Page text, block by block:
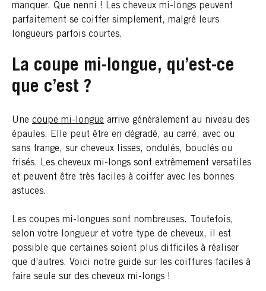
manquer. Que nenni ! Les cheveux mi-longs peuvent
parfaitement se coiffer simplement, malgré leurs
longueurs parfois courtes.
La coupe mi-longue, qu’est-ce
que c’est ?
Une coupe mi-longue arrive généralement au niveau des
épaules. Elle peut être en dégradé, au carré, avec ou
sans frange, sur cheveux lisses, ondulés, bouclés ou
frisés. Les cheveux mi-longs sont extrêmement versatiles
et peuvent être très faciles à coiffer avec les bonnes
astuces.
Les coupes mi-longues sont nombreuses. Toutefois,
selon votre longueur et votre type de cheveux, il est
possible que certaines soient plus difficiles à réaliser
que d’autres. Voici notre guide sur les coiffures faciles à
faire seule sur des cheveux mi-longs !